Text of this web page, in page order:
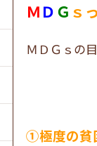
Ｍ Ｄ Ｇ ｓ
ＭＤＧｓの
①極度の貧